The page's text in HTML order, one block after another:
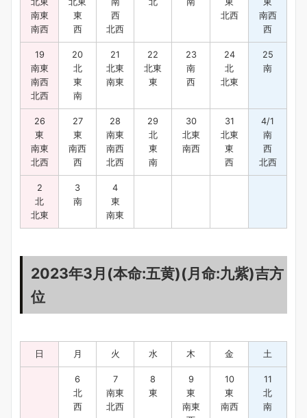
南東
南西
東
西
西
北西
北西
南西
西
19
南東
南西
北西
20
北
東
南
21
北東
南東
22
北東
東
23
南
西
24
北
北東
25
南
26
東
南東
北西
27
東
南西
西
28
南東
南西
北西
29
北
東
南
30
北東
南西
31
北東
東
西
4/1
南
西
北西
2
北
北東
3
南
4
東
南東
2023年3月(本命:五黄)(月命:九紫)吉方
位
日 月 火 水 木 金 土
6
北
西
7
南東
北西
8
東
9
東
南東
10
東
南西
11
北
南